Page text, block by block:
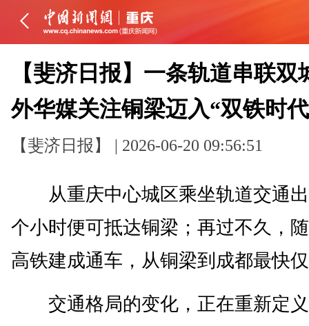
【斐济日报】一条轨道串联双
外华媒关注铜梁迈入“双铁时
【斐济日报】 | 2026-06-20 09:56:51
从重庆中心城区乘坐轨道交通出
个小时便可抵达铜梁；再过不久，
高铁建成通车，从铜梁到成都最快
交通格局的变化，正在重新定义